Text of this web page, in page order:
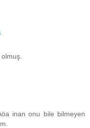
inan onu bile bilmeyen